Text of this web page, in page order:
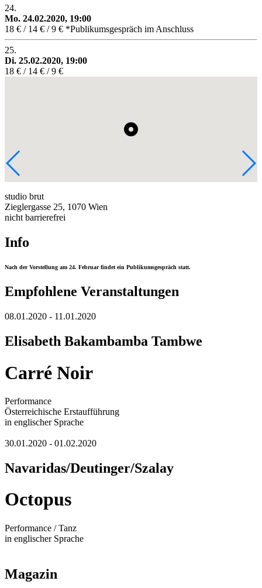
24.
Mo. 24.02.2020, 19:00
18 € / 14 € / 9 € *Publikumsgespräch im Anschluss
25.
Di. 25.02.2020, 19:00
18 € / 14 € / 9 €
studio brut
Zieglergasse 25, 1070 Wien
nicht barrierefrei
Info
Nach der Vorstellung am 24. Februar findet ein Publikumsgespräch statt.
Empfohlene Veranstaltungen
08.01.2020 - 11.01.2020
Elisabeth Bakambamba Tambwe
Carré Noir
Performance
Österreichische Erstaufführung
in englischer Sprache
30.01.2020 - 01.02.2020
Navaridas/Deutinger/Szalay
Octopus
Performance / Tanz
in englischer Sprache
Magazin